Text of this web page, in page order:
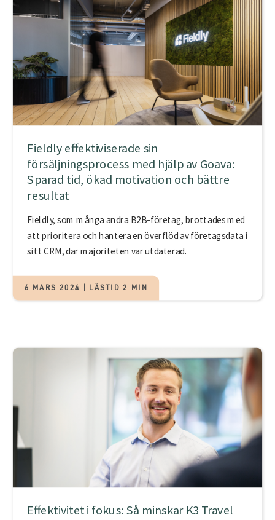
Fieldly effektiviserade sin
försäljningsprocess med hjälp av Goava:
Sparad tid, ökad motivation och bättre
resultat
Fieldly, som många andra B2B-företag, brottades med
att prioritera och hantera en överflöd av företagsdata i
sitt CRM, där majoriteten var utdaterad.
6 MARS 2024 | LÄSTID 2 MIN
Effektivitet i fokus: Så minskar K3 Travel